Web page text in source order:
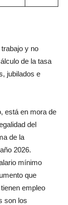
y no
de la tasa
jubilados e
está en mora de
del
de la
2026.
mínimo
que
empleo
son los